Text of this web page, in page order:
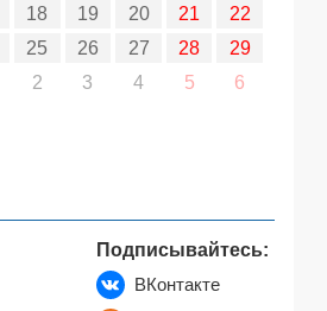
18 19 20 21
22
25 26 27 28
29
2 3 4 5 6
Подписывайтесь:
ВКонтакте